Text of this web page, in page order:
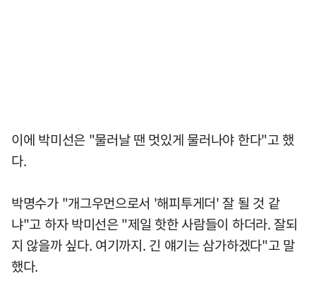
이에 박미선은 "물러날 땐 멋있게 물러나야 한다"고 했
다.
박명수가 "개그우먼으로서 '해피투게더' 잘 될 것 같
냐"고 하자 박미선은 "제일 핫한 사람들이 하더라. 잘되
지 않을까 싶다. 여기까지. 긴 얘기는 삼가하겠다"고 말
했다.